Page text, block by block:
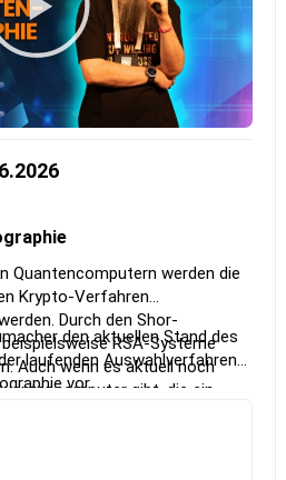
Quantencomputern werden die
Krypto-Verfahren
Durch den Shor-
RSA-Systeme
Auch wenn es aktuell noch
gibt, die ein
zu Post-Quanten-
den aktuellen Stand des
laufenden Auswahlverfahren
vor.